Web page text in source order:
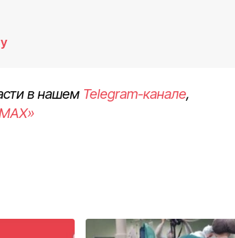
в нашем Telegram-канале,